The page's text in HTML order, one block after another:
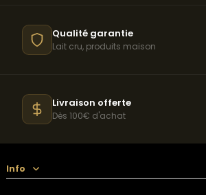
Qualité garantie
Lait cru, produits maison
Livraison offerte
Dès 100€ d'achat
Info